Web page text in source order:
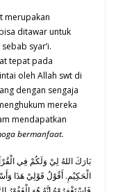
merupakan
ditawar untuk
syar’i.
tepat pada
oleh Allah swt di
dengan sengaja
mereka
mendapatkan
bermanfaat.
بَارَكَ اللهُ لِيْ وَلَكُمْ فِي
الْحَكِيْمِ. أَقُوْلُ قَوْلِيْ هَذَا